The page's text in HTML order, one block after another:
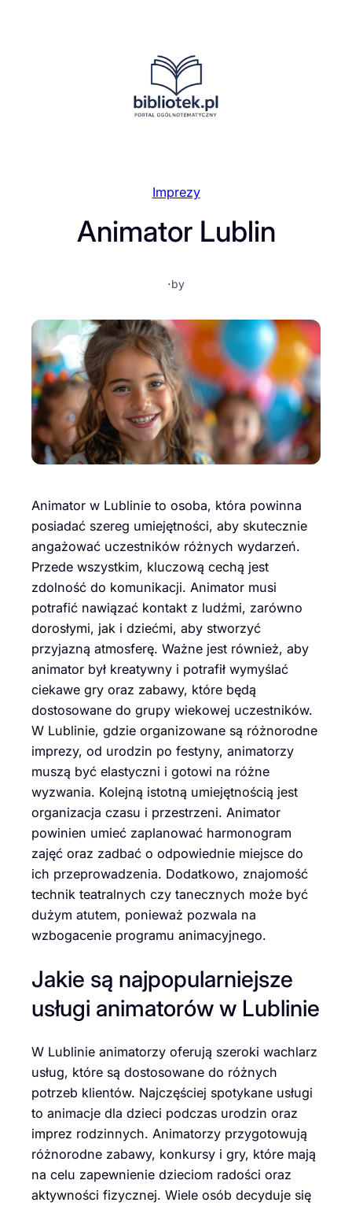
Imprezy
Animator Lublin
·by
Animator w Lublinie to osoba, która powinna
posiadać szereg umiejętności, aby skutecznie
angażować uczestników różnych wydarzeń.
Przede wszystkim, kluczową cechą jest
zdolność do komunikacji. Animator musi
potrafić nawiązać kontakt z ludźmi, zarówno
dorosłymi, jak i dziećmi, aby stworzyć
przyjazną atmosferę. Ważne jest również, aby
animator był kreatywny i potrafił wymyślać
ciekawe gry oraz zabawy, które będą
dostosowane do grupy wiekowej uczestników.
W Lublinie, gdzie organizowane są różnorodne
imprezy, od urodzin po festyny, animatorzy
muszą być elastyczni i gotowi na różne
wyzwania. Kolejną istotną umiejętnością jest
organizacja czasu i przestrzeni. Animator
powinien umieć zaplanować harmonogram
zajęć oraz zadbać o odpowiednie miejsce do
ich przeprowadzenia. Dodatkowo, znajomość
technik teatralnych czy tanecznych może być
dużym atutem, ponieważ pozwala na
wzbogacenie programu animacyjnego.
Jakie są najpopularniejsze
usługi animatorów w Lublinie
W Lublinie animatorzy oferują szeroki wachlarz
usług, które są dostosowane do różnych
potrzeb klientów. Najczęściej spotykane usługi
to animacje dla dzieci podczas urodzin oraz
imprez rodzinnych. Animatorzy przygotowują
różnorodne zabawy, konkursy i gry, które mają
na celu zapewnienie dzieciom radości oraz
aktywności fizycznej. Wiele osób decyduje się